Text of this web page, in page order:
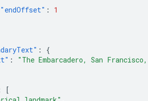
"endOffset" :
1
:
{
:
"The Embarcadero, San
[